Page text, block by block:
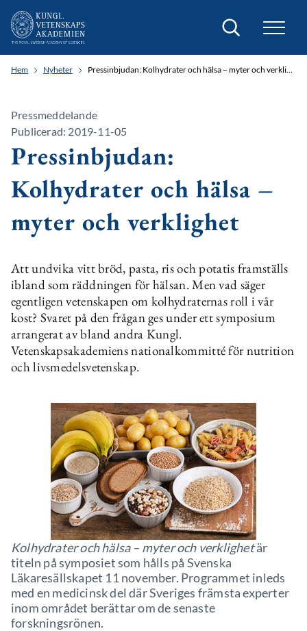
Sök
Hem Nyheter Pressinbjudan: Kolhydrater och hälsa – myter och verklighet
Pressmeddelande
Publicerad: 2019-11-05
Pressinbjudan:
Kolhydrater och hälsa –
myter och verklighet
Att undvika vitt bröd, pasta, ris och potatis framställs
ibland som räddningen för hälsan. Men vad säger
egentligen vetenskapen om kolhydraternas roll i vår
kost? Svaret på den frågan ges under ett symposium
arrangerat av bland andra Kungl.
Vetenskapsakademiens nationalkommitté för nutrition
och livsmedelsvetenskap.
Kolhydrater och hälsa – myter och verklighetär
titeln på symposiet som hålls på Svenska
Läkaresällskapet 11 november. Programmet inleds
med en medicinsk del där Sveriges främsta experter
inom området berättar om de senaste
forskningsrönen.